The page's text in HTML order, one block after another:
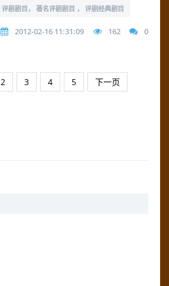
评剧剧目， 著名评剧剧目 ， 评剧经典剧目
2012-02-16 11:31:09 162 0
2 3 4 5
下一页